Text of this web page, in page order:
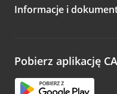
Zachęcamy do
opinie.
Informacje i
Pobierz aplikację